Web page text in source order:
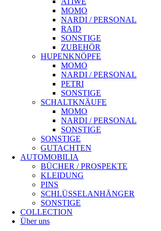
MOMO
NARDI / PERSONAL
RAID
SONSTIGE
ZUBEHÖR
HUPENKNÖPFE
MOMO
NARDI / PERSONAL
PETRI
SONSTIGE
SCHALTKNÄUFE
MOMO
NARDI / PERSONAL
SONSTIGE
SONSTIGE
GUTACHTEN
AUTOMOBILIA
BÜCHER / PROSPEKTE
KLEIDUNG
PINS
SCHLÜSSELANHÄNGER
SONSTIGE
COLLECTION
Über uns